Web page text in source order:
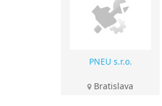
PNEU s.r.o.
Bratislava